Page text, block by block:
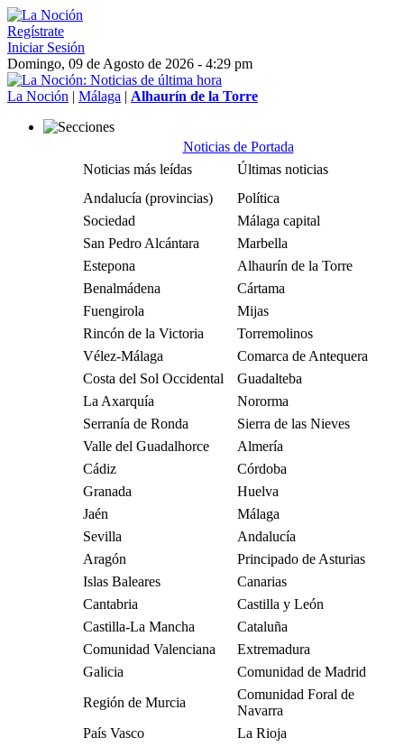
Regístrate
Iniciar Sesión
Domingo, 09 de Agosto de 2026 - 4:29 pm
La Noción | Málaga | Alhaurín de la Torre
Noticias de Portada
Noticias más leídas
Últimas noticias
Andalucía (provincias)
Política
Sociedad
Málaga capital
San Pedro Alcántara
Marbella
Estepona
Alhaurín de la Torre
Benalmádena
Cártama
Fuengirola
Mijas
Rincón de la Victoria
Torremolinos
Vélez-Málaga
Comarca de Antequera
Costa del Sol Occidental
Guadalteba
La Axarquía
Nororma
Serranía de Ronda
Sierra de las Nieves
Valle del Guadalhorce
Almería
Cádiz
Córdoba
Granada
Huelva
Jaén
Málaga
Sevilla
Andalucía
Aragón
Principado de Asturias
Islas Baleares
Canarias
Cantabria
Castilla y León
Castilla-La Mancha
Cataluña
Comunidad Valenciana
Extremadura
Galicia
Comunidad de Madrid
Región de Murcia
Comunidad Foral de
Navarra
País Vasco
La Rioja